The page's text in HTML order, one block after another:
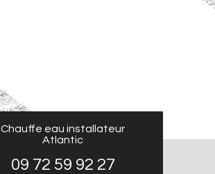
Chauffe eau installateur
Atlantic
09 72 59 92 27